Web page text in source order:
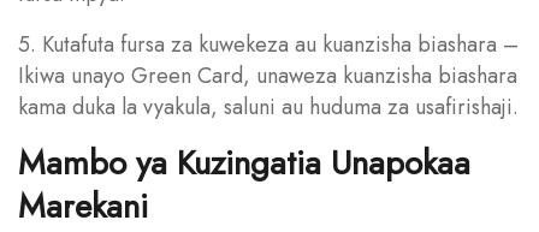
5. Kutafuta fursa za kuwekeza au kuanzisha biashara –
Ikiwa unayo Green Card, unaweza kuanzisha biashara
kama duka la vyakula, saluni au huduma za usafirishaji.
Mambo ya Kuzingatia Unapokaa
Marekani